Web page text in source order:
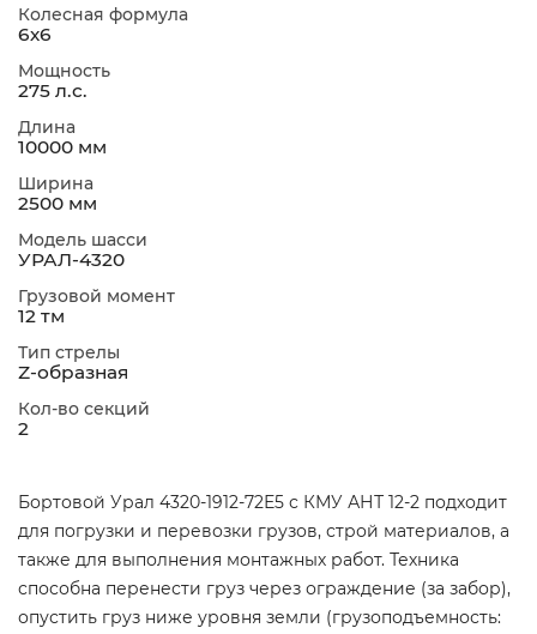
Колесная формула
6х6
Мощность
275 л.с.
Длина
10000 мм
Ширина
2500 мм
Модель шасси
УРАЛ-4320
Грузовой момент
12 тм
Тип стрелы
Z-образная
Кол-во секций
2
Бортовой Урал 4320-1912-72Е5 с КМУ АНТ 12-2 подходит
для погрузки и перевозки грузов, строй материалов, а
также для выполнения монтажных работ. Техника
способна перенести груз через ограждение (за забор),
опустить груз ниже уровня земли (грузоподъемность: